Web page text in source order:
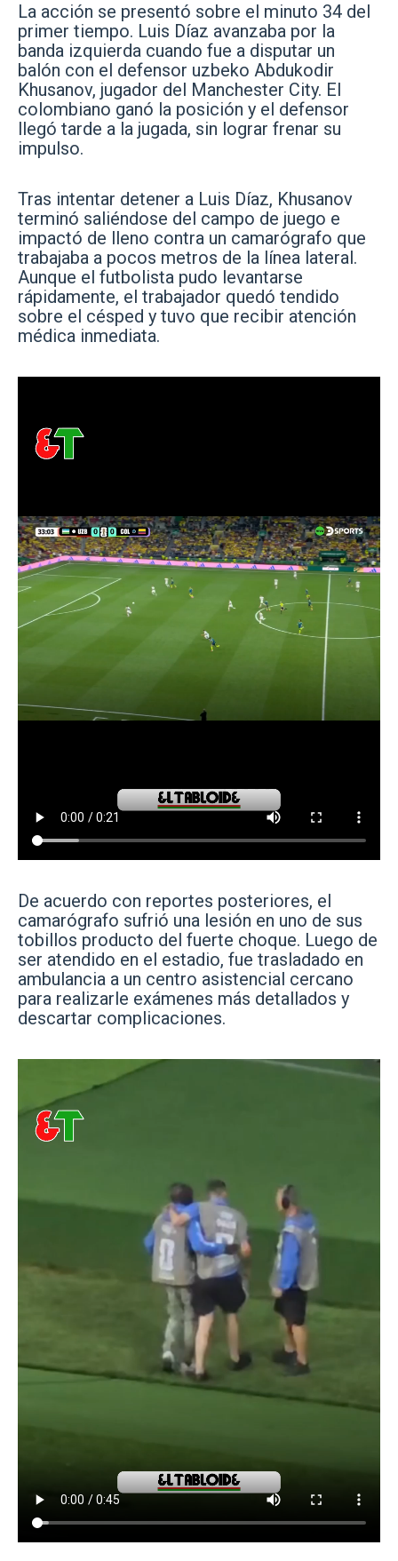
La acción se presentó sobre el minuto 34 del
primer tiempo. Luis Díaz avanzaba por la
banda izquierda cuando fue a disputar un
balón con el defensor uzbeko Abdukodir
Khusanov, jugador del Manchester City. El
colombiano ganó la posición y el defensor
llegó tarde a la jugada, sin lograr frenar su
impulso.
Tras intentar detener a Luis Díaz, Khusanov
terminó saliéndose del campo de juego e
impactó de lleno contra un camarógrafo que
trabajaba a pocos metros de la línea lateral.
Aunque el futbolista pudo levantarse
rápidamente, el trabajador quedó tendido
sobre el césped y tuvo que recibir atención
médica inmediata.
De acuerdo con reportes posteriores, el
camarógrafo sufrió una lesión en uno de sus
tobillos producto del fuerte choque. Luego de
ser atendido en el estadio, fue trasladado en
ambulancia a un centro asistencial cercano
para realizarle exámenes más detallados y
descartar complicaciones.